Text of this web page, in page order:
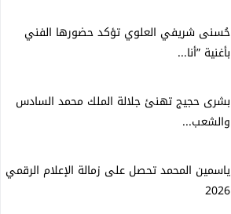
حُسنى شريفي العلوي تؤكد حضورها الفني
بأغنية ”أنا...
بشرى حجيج تهنئ جلالة الملك محمد السادس
والشعب...
ياسمين المحمد تحصل على زمالة الإعلام الرقمي
2026